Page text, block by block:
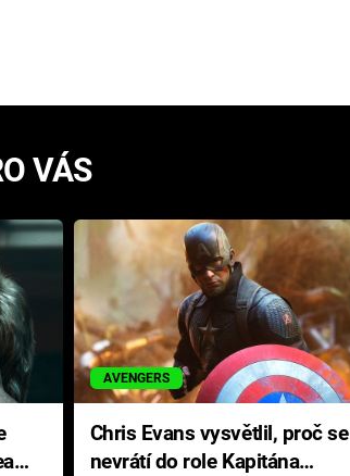
VÁS
AVENGERS
Chris Evans vysvětlil, proč se
nevrátí do role Kapitána